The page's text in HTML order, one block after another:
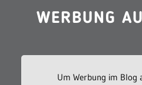
WERBUNG
Um Werbung im Blog